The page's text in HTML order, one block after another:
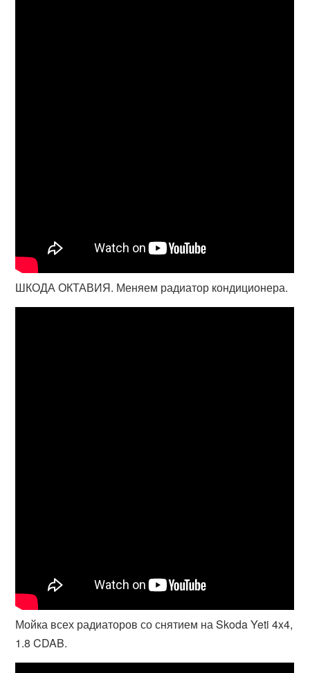
ШКОДА ОКТАВИЯ. Меняем радиатор кондиционера.
Мойка всех радиаторов со снятием на Skoda Yeti 4x4,
1.8 CDAB.